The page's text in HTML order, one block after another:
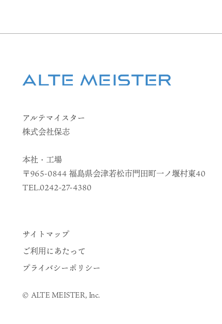
アルテマイスター
株式会社保志
本社・工場
〒965-0844 福島県会津若松市門田町一ノ堰村東40
TEL.0242-27-4380
サイトマップ
ご利用にあたって
プライバシーポリシー
© ALTE MEISTER, Inc.